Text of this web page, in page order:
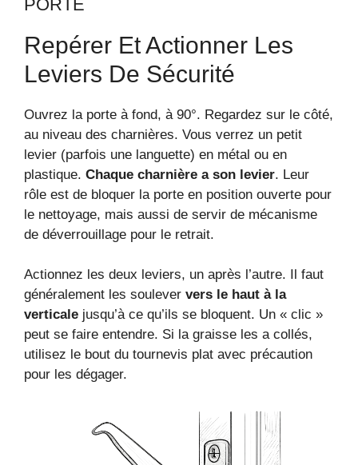
PORTE
Repérer Et Actionner Les
Leviers De Sécurité
Ouvrez la porte à fond, à 90°. Regardez sur le côté,
au niveau des charnières. Vous verrez un petit
levier (parfois une languette) en métal ou en
plastique. Chaque charnière a son levier. Leur
rôle est de bloquer la porte en position ouverte pour
le nettoyage, mais aussi de servir de mécanisme
de déverrouillage pour le retrait.
Actionnez les deux leviers, un après l’autre. Il faut
généralement les soulever vers le haut à la
verticale jusqu’à ce qu’ils se bloquent. Un « clic »
peut se faire entendre. Si la graisse les a collés,
utilisez le bout du tournevis plat avec précaution
pour les dégager.